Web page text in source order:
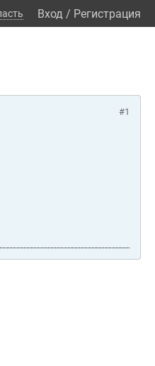
Вход / Регистрация
#1